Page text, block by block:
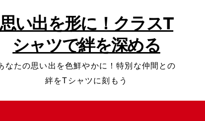
思い出を形に！クラスT
シャツで絆を深める
なたの思い出を色鮮やかに！特別な仲間との
絆をTシャツに刻もう